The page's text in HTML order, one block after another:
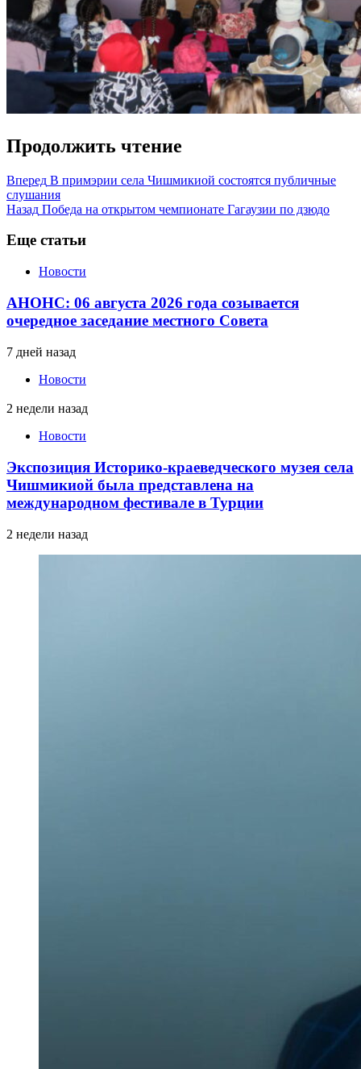
Продолжить чтение
Вперед В примэрии села Чишмикиой состоятся публичные
слушания
Назад Победа на открытом чемпионате Гагаузии по дзюдо
Еще статьи
Новости
АНОНС: 06 августа 2026 года созывается
очередное заседание местного Совета
7 дней назад
Новости
2 недели назад
Новости
Экспозиция Историко-краеведческого музея села
Чишмикиой была представлена на
международном фестивале в Турции
2 недели назад